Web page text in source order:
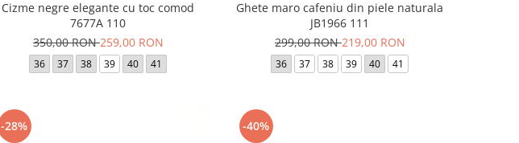
Cizme negre elegante cu toc comod
7677A 110
350,00 RON259,00 RON
36 37 38 39 40 41
Ghete maro cafeniu din piele naturala
JB1966 111
299,00 RON219,00 RON
36 37 38 39 40 41
-28% -40%